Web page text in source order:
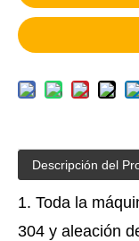
Descripción del
1. Toda la
304 y aleación